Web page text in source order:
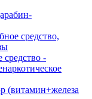
средство,
-
(витамин+железа